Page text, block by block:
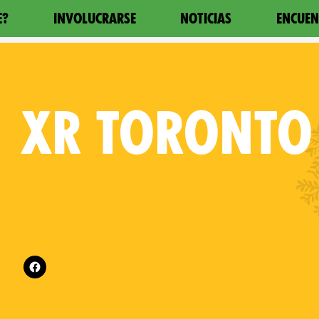
INVOLUCRARSE NOTICIAS
XR TORONTO
Follow XR Toronto on